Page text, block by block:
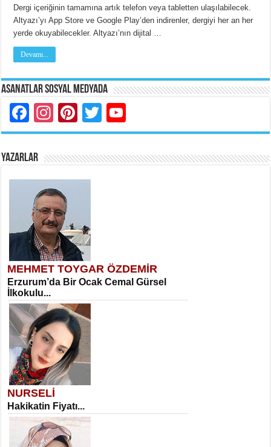
Dergi içeriğinin tamamına artık telefon veya tabletten ulaşılabilecek.
Altyazı’yı App Store ve Google Play’den indirenler, dergiyi her an her
yerde okuyabilecekler. Altyazı’nın dijital …
Devamı...
Asanatlar Sosyal Medyada
Facebook
Instagram
Pinterest
Twitter
YAZARLAR
MEHMET TOYGAR ÖZDEMİR
Erzurum’da Bir Ocak Cemal Gürsel
İlkokulu...
NURSELİ
Hakikatin Fiyatı...